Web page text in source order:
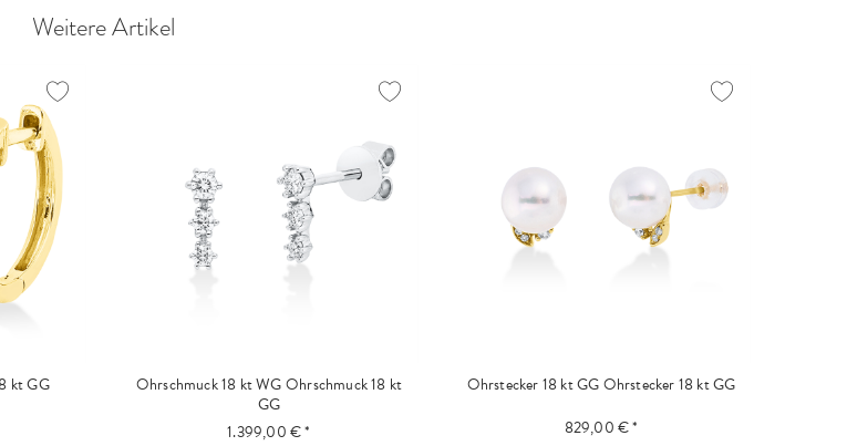
Weitere Artikel
kt GG
Ohrschmuck 18 kt WGOhrschmuck 18 kt
GG
1.399,00 € *
Ohrstecker 18 kt GGOhrstecker 18 kt GG
829,00 € *